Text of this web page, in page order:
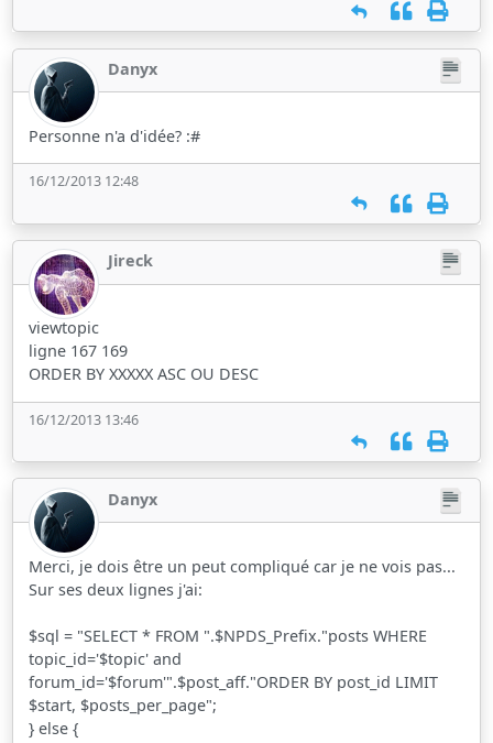
Danyx
Personne n'a d'idée? :#
16/12/2013 12:48
Jireck
viewtopic
ligne 167 169
ORDER BY XXXXX ASC OU DESC
16/12/2013 13:46
Danyx
Merci, je dois être un peut compliqué car je ne vois pas...
Sur ses deux lignes j'ai:
$sql = "SELECT * FROM ".$NPDS_Prefix."posts WHERE
topic_id='$topic' and
forum_id='$forum'".$post_aff."ORDER BY post_id LIMIT
$start, $posts_per_page";
} else {